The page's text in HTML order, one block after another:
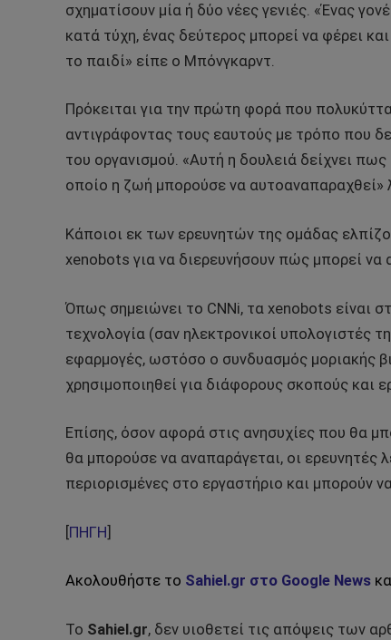
σχηματίσουν μία ή δύο νέες γενιές. «Ένας
κατά τύχη, ένας δεύτερος μπορεί να φέρει
το παιδί» είπε ο Μπόνγκαρντ.
Πρόκειται για την πρώτη φορά που
αντιγράφοντας τους εαυτούς με τρόπο που
του οργανισμού. «Αυτή η δουλειά δείχνει
οποίο η ζωή μπορούσε να αυτοαναπαραχθεί»
Κάποιοι εκ των ερευνητών της ομάδας
xenobots για να διερευνήσουν πώς μπορεί να
Όπως σημειώνει το CNNi, τα xenobots είναι
τεχνολογία (σαν ηλεκτρονικοί υπολογιστές
εφαρμογές, ωστόσο ο συνδυασμός μοριακής
χρησιμοποιηθεί για διάφορους σκοπούς και
Επίσης, όσον αφορά στις ανησυχίες που θα
θα μπορούσε να αναπαράγεται, οι ερευνητές
περιορισμένες στο εργαστήριο και μπορούν
ΠΗΓΗ
Ακολουθήστε το Sahiel.gr στο Google News
Το Sahiel.gr, δεν υιοθετεί τις απόψεις των